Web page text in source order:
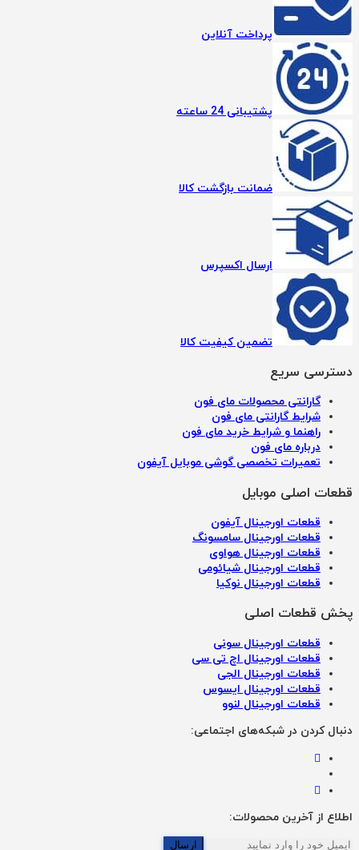
پرداخت آنلاین
پشتیبانی 24 ساعته
ضمانت بازگشت کالا
ارسال اکسپرس
تضمین کیفیت کالا
دسترسی سریع
گارانتی محصولات مای فون
شرایط گارانتی مای فون
راهنما و شرایط خرید مای فون
درباره مای فون
تعمیرات تخصصی گوشی موبایل آیفون
قطعات اصلی موبایل
قطعات اورجینال آیفون
قطعات اورجینال سامسونگ
قطعات اورجینال هواوی
قطعات اورجینال شیائومی
قطعات اورجینال نوکیا
پخش قطعات اصلی
قطعات اورجینال سونی
قطعات اورجینال اچ تی سی
قطعات اورجینال الجی
قطعات اورجینال ایسوس
قطعات اورجینال لنوو
دنبال کردن در شبکه‌های اجتماعی:
اطلاع از آخرین محصولات:
ارسال